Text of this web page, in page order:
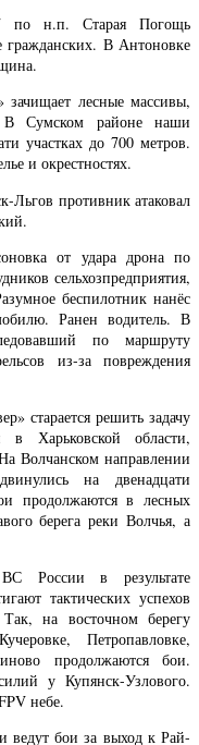
по н.п. Старая Погощь
гражданских. В Антоновке
лесные массивы,
В Сумском районе наши
участках до 700 метров.
и окрестностях.
Льгов противник атаковал
от удара дрона по
сельхозпредприятия,
беспилотник нанёс
Ранен водитель. В
по маршруту
из-за повреждения
старается решить задачу
Харьковской области,
Волчанском направлении
на двенадцати
продолжаются в лесных
берега реки Волчья, а
России в результате
тактических успехов
на восточном берегу
Петропавловке,
продолжаются бои.
у Купянск-Узлового.
небе.
ведут бои за выход к Рай-